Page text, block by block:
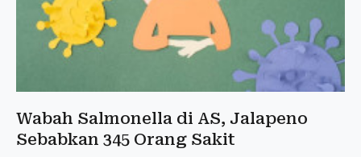
Wabah Salmonella di AS, Jalapeno
Sebabkan 345 Orang Sakit